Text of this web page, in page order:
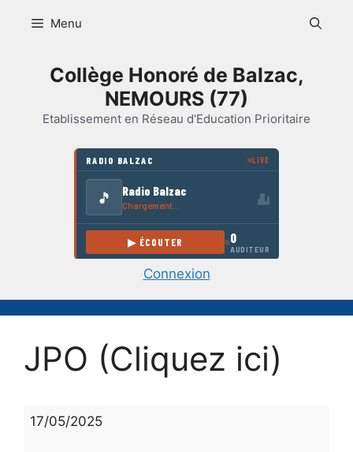
Menu
Collège Honoré de Balzac,
NEMOURS (77)
Etablissement en Réseau d'Education Prioritaire
Connexion
JPO (Cliquez ici)
JPO
17/05/2025